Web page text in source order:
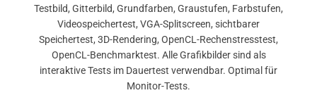
Testbild, Gitterbild, Grundfarben, Graustufen, Farbstufen,
Videospeichertest, VGA-Splitscreen, sichtbarer
Speichertest, 3D-Rendering, OpenCL-Rechenstresstest,
OpenCL-Benchmarktest. Alle Grafikbilder sind als
interaktive Tests im Dauertest verwendbar. Optimal für
Monitor-Tests.